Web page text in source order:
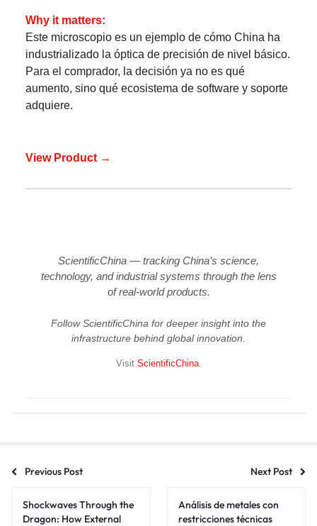
Why it matters:
Este microscopio es un ejemplo de cómo China ha
industrializado la óptica de precisión de nivel básico.
Para el comprador, la decisión ya no es qué
aumento, sino qué ecosistema de software y soporte
adquiere.
View Product →
ScientificChina — tracking China’s science,
technology, and industrial systems through the lens
of real-world products.
Follow ScientificChina for deeper insight into the
infrastructure behind global innovation.
Visit ScientificChina.
Previous Post Next Post
Shockwaves Through the
Dragon: How External
Análisis de metales con
restricciones técnicas